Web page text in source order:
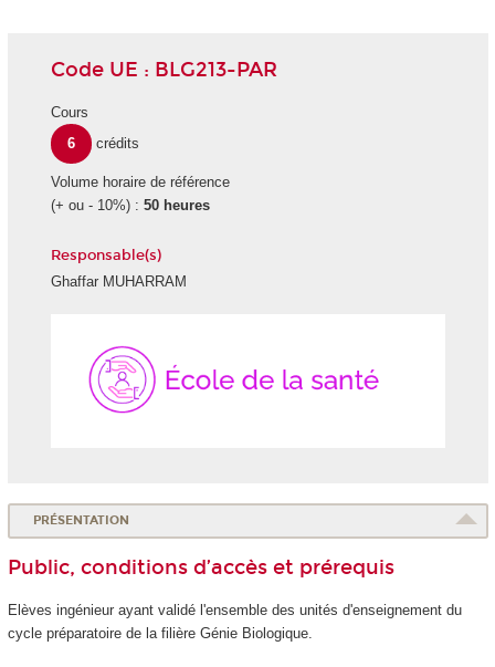
Code UE : BLG213-PAR
Cours
6
crédits
Volume horaire de référence
(+ ou - 10%) : 50 heures
Responsable(s)
Ghaffar MUHARRAM
PRÉSENTATION
Public, conditions d’accès et prérequis
Elèves ingénieur ayant validé l'ensemble des unités d'enseignementdu
cycle préparatoire de la filière Génie Biologique.